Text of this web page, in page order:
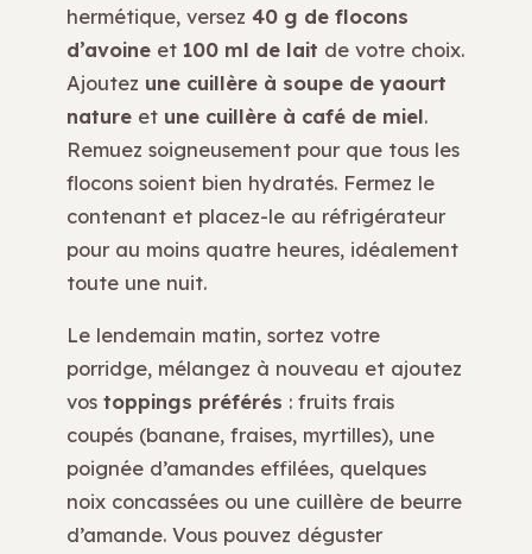
hermétique, versez 40 g de flocons
d’avoine et 100 ml de lait de votre choix.
Ajoutez une cuillère à soupe de yaourt
nature et une cuillère à café de miel.
Remuez soigneusement pour que tous les
flocons soient bien hydratés. Fermez le
contenant et placez-le au réfrigérateur
pour au moins quatre heures, idéalement
toute une nuit.
Le lendemain matin, sortez votre
porridge, mélangez à nouveau et ajoutez
vos toppings préférés : fruits frais
coupés (banane, fraises, myrtilles), une
poignée d’amandes effilées, quelques
noix concassées ou une cuillère de beurre
d’amande. Vous pouvez déguster